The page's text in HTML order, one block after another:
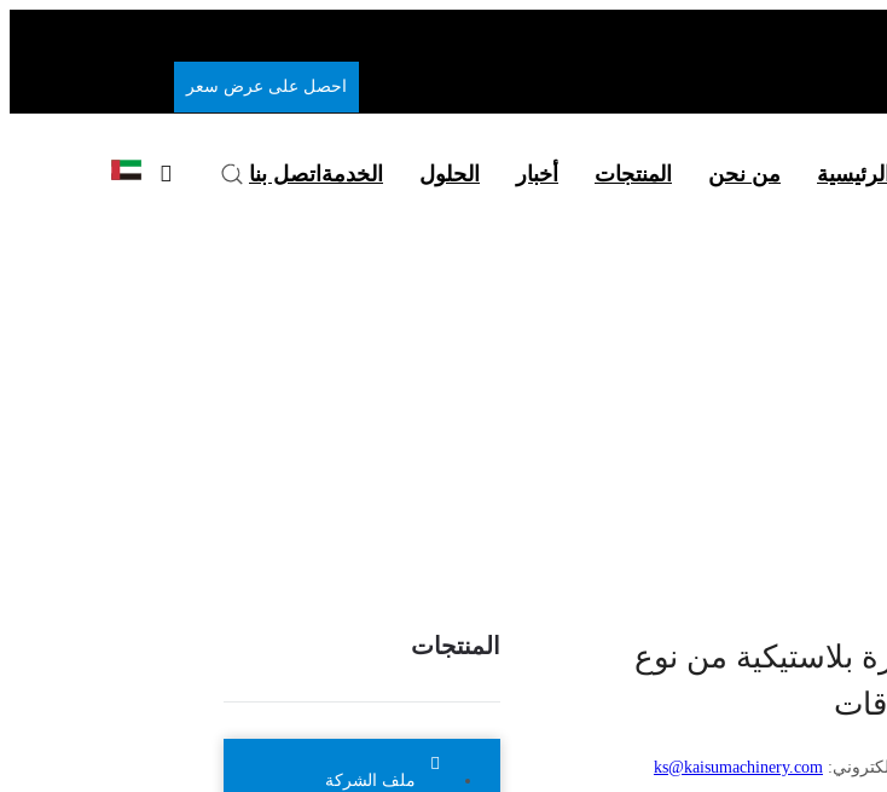
احصل على عرض سعر
من نحن المنتجات أخبار الحلول الخدمة اتصل بنا
المنتجات
ملف الشركة
بلاستيكية من نوع
ks@kaisumachinery.com